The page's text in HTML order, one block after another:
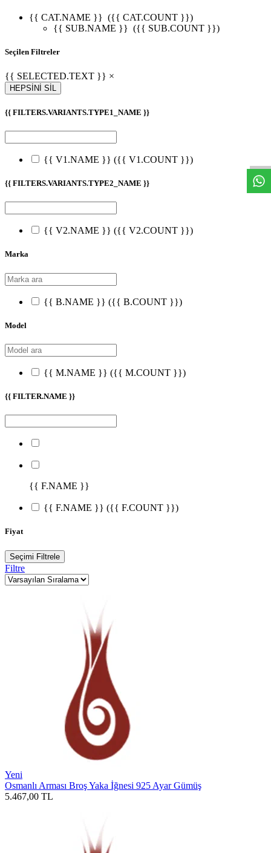
{{ CAT.NAME }} ({{ CAT.COUNT }})
{{ SUB.NAME }} ({{ SUB.COUNT }})
Seçilen Filtreler
{{ SELECTED.TEXT }} ×
HEPSİNİ SİL
{{ FILTERS.VARIANTS.TYPE1_NAME }}
{{ V1.NAME }} ({{ V1.COUNT }})
{{ FILTERS.VARIANTS.TYPE2_NAME }}
{{ V2.NAME }} ({{ V2.COUNT }})
Marka
{{ B.NAME }} ({{ B.COUNT }})
Model
{{ M.NAME }} ({{ M.COUNT }})
{{ FILTER.NAME }}
{{ F.NAME }}
{{ F.NAME }} ({{ F.COUNT }})
Fiyat
Seçimi Filtrele
Filtre
Yeni
Osmanlı Arması Broş Yaka İğnesi 925 Ayar Gümüş
5.467,00 TL